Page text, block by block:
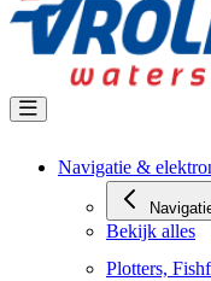
Navigatie &
Bekijk alles
Plotters,